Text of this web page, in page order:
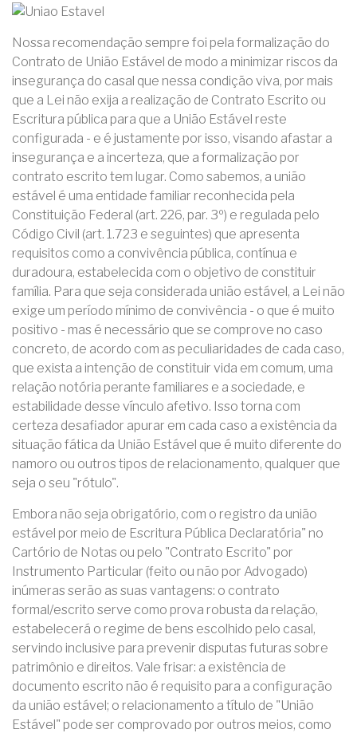
Nossa recomendação sempre foi pela formalização do
Contrato de União Estável de modo a minimizar riscos da
insegurança do casal que nessa condição viva, por mais
que a Lei não exija a realização de Contrato Escrito ou
Escritura pública para que a União Estável reste
configurada - e é justamente por isso, visando afastar a
insegurança e a incerteza, que a formalização por
contrato escrito tem lugar. Como sabemos, a união
estável é uma entidade familiar reconhecida pela
Constituição Federal (art. 226, par. 3º) e regulada pelo
Código Civil (art. 1.723 e seguintes) que apresenta
requisitos como a convivência pública, contínua e
duradoura, estabelecida com o objetivo de constituir
família. Para que seja considerada união estável, a Lei não
exige um período mínimo de convivência - o que é muito
positivo - mas é necessário que se comprove no caso
concreto, de acordo com as peculiaridades de cada caso,
que exista a intenção de constituir vida em comum, uma
relação notória perante familiares e a sociedade, e
estabilidade desse vínculo afetivo. Isso torna com
certeza desafiador apurar em cada caso a existência da
situação fática da União Estável que é muito diferente do
namoro ou outros tipos de relacionamento, qualquer que
seja o seu "rótulo".
Embora não seja obrigatório, com o registro da união
estável por meio de Escritura Pública Declaratória" no
Cartório de Notas ou pelo "Contrato Escrito" por
Instrumento Particular (feito ou não por Advogado)
inúmeras serão as suas vantagens: o contrato
formal/escrito serve como prova robusta da relação,
estabelecerá o regime de bens escolhido pelo casal,
servindo inclusive para prevenir disputas futuras sobre
patrimônio e direitos. Vale frisar: a existência de
documento escrito não é requisito para a configuração
da união estável; o relacionamento a título de "União
Estável" pode ser comprovado por outros meios, como